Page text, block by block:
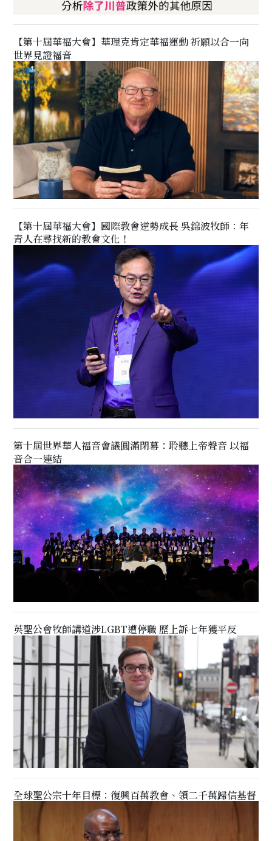
【第十屆華福大會】華理克肯定華福運動 祈願以合一向
世界見證福音
【第十屆華福大會】國際教會逆勢成長 吳錦波牧師：年
青人在尋找新的教會文化！
第十屆世界華人福音會議圓滿閉幕：聆聽上帝聲音 以福
音合一連結
英聖公會牧師講道涉LGBT遭停職 歷上訴七年獲平反
全球聖公宗十年目標：復興百萬教會、領二千萬歸信基督